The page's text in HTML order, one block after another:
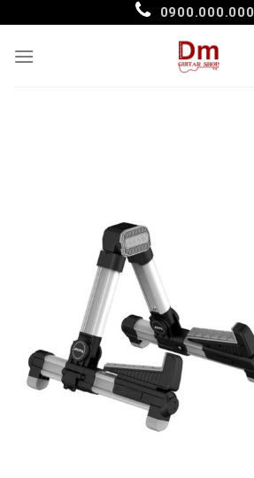
content
0900.000.000